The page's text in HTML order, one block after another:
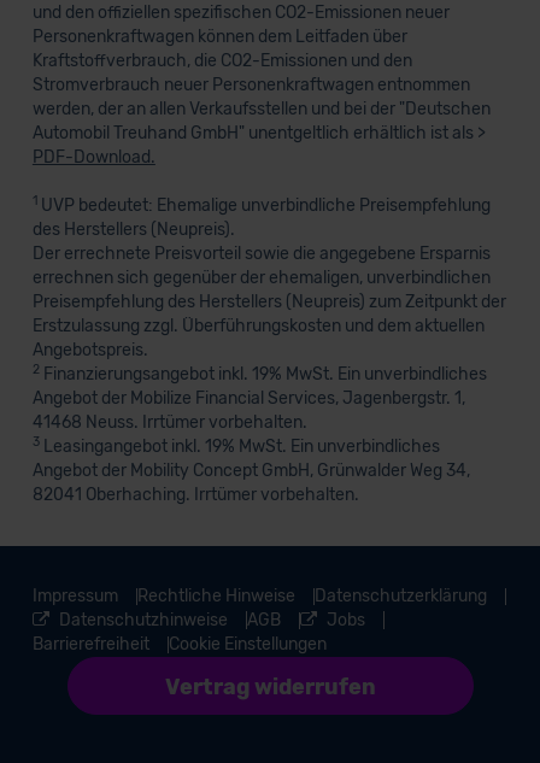
und den offiziellen spezifischen CO2-Emissionen neuer
Personenkraftwagen können dem Leitfaden über
Kraftstoffverbrauch, die CO2-Emissionen und den
Stromverbrauch neuer Personenkraftwagen entnommen
werden, der an allen Verkaufsstellen und bei der "Deutschen
Automobil Treuhand GmbH" unentgeltlich erhältlich ist als >
PDF-Download.
1UVP bedeutet: Ehemalige unverbindliche Preisempfehlung
des Herstellers (Neupreis).
Der errechnete Preisvorteil sowie die angegebene Ersparnis
errechnen sich gegenüber der ehemaligen, unverbindlichen
Preisempfehlung des Herstellers (Neupreis) zum Zeitpunkt der
Erstzulassung zzgl. Überführungskosten und dem aktuellen
Angebotspreis.
2 Finanzierungsangebot inkl. 19% MwSt. Ein unverbindliches
Angebot der Mobilize Financial Services, Jagenbergstr. 1,
41468 Neuss. Irrtümer vorbehalten.
3Leasingangebot inkl. 19% MwSt. Ein unverbindliches
Angebot der Mobility Concept GmbH, Grünwalder Weg 34,
82041 Oberhaching. Irrtümer vorbehalten.
Impressum Rechtliche Hinweise
Datenschutzerklärung
Datenschutzhinweise
AGB
Jobs
Barrierefreiheit
Vertrag widerrufen
Cookie Einstellungen